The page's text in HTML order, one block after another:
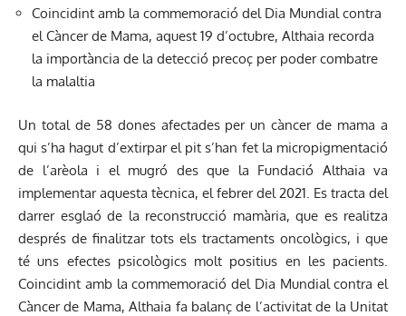
Coincidint amb la commemoració del Dia Mundial contra
el Càncer de Mama, aquest 19 d’octubre, Althaia recorda
la importància de la detecció precoç per poder combatre
la malaltia
Un total de 58 dones afectades per un càncer de mama a
qui s’ha hagut d’extirpar el pit s’han fet la micropigmentació
de l’arèola i el mugró des que la Fundació Althaia va
implementar aquesta tècnica, el febrer del 2021. Es tracta del
darrer esglaó de la reconstrucció mamària, que es realitza
després de finalitzar tots els tractaments oncològics, i que
té uns efectes psicològics molt positius en les pacients.
Coincidint amb la commemoració del Dia Mundial contra el
Càncer de Mama, Althaia fa balanç de l’activitat de la Unitat